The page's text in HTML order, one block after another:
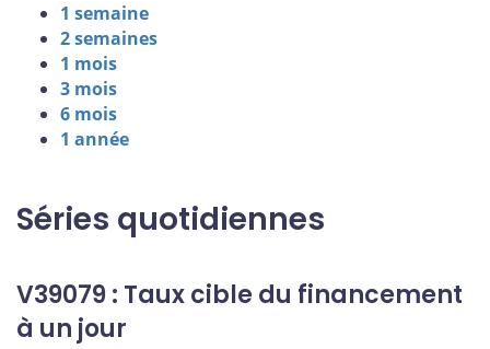
1 semaine
2 semaines
1 mois
3 mois
6 mois
1 année
Séries quotidiennes
V39079 : Taux cible du financement
à un jour